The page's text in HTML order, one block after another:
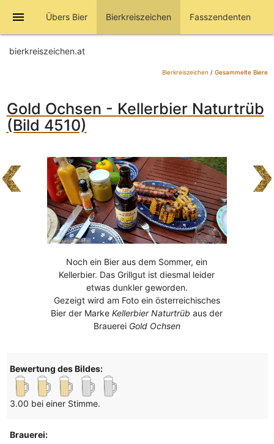
menu Übers Bier Bierkreiszeichen Fasszendenten
bierkreiszeichen.at
Bierkreiszeichen / Gesammelte Biere
Gold Ochsen - Kellerbier Naturtrüb
(Bild 4510)
Noch ein Bier aus dem Sommer, ein
Kellerbier. Das Grillgut ist diesmal leider
etwas dunkler geworden.
Gezeigt wird am Foto ein österreichisches
Bier der MarkeKellerbier Naturtrüb aus der
Brauerei Gold Ochsen
Bewertung des Bildes:
3.00 bei einer Stimme.
Brauerei: